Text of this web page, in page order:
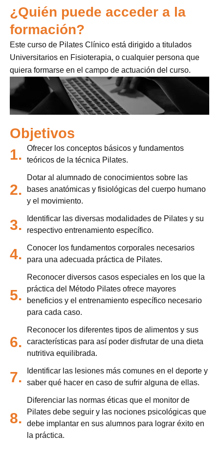
¿Quién puede acceder a la
formación?
Este curso de Pilates Clínico está dirigido a titulados
Universitarios en Fisioterapia, o cualquier persona que
quiera formarse en el campo de actuación del curso.
Objetivos
1.
Ofrecer los conceptos básicos y fundamentos
teóricos de la técnica Pilates.
2.
Dotar al alumnado de conocimientos sobre las
bases anatómicas y fisiológicas del cuerpo humano
y el movimiento.
3.
Identificar las diversas modalidades de Pilates y su
respectivo entrenamiento específico.
4.
Conocer los fundamentos corporales necesarios
para una adecuada práctica de Pilates.
5.
Reconocer diversos casos especiales en los que la
práctica del Método Pilates ofrece mayores
beneficios y el entrenamiento específico necesario
para cada caso.
6.
Reconocer los diferentes tipos de alimentos y sus
características para así poder disfrutar de una dieta
nutritiva equilibrada.
7.
Identificar las lesiones más comunes en el deporte y
saber qué hacer en caso de sufrir alguna de ellas.
8.
Diferenciar las normas éticas que el monitor de
Pilates debe seguir y las nociones psicológicas que
debe implantar en sus alumnos para lograr éxito en
la práctica.